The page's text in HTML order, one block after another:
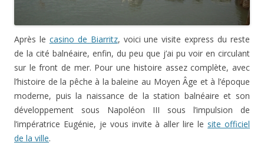
Après le casino de Biarritz, voici une visite express du reste
de la cité balnéaire, enfin, du peu que j’ai pu voir en circulant
sur le front de mer. Pour une histoire assez complète, avec
l’histoire de la pêche à la baleine au Moyen Âge et à l’époque
moderne, puis la naissance de la station balnéaire et son
développement sous Napoléon III sous l’impulsion de
l’impératrice Eugénie, je vous invite à aller lire le site officiel
de la ville.